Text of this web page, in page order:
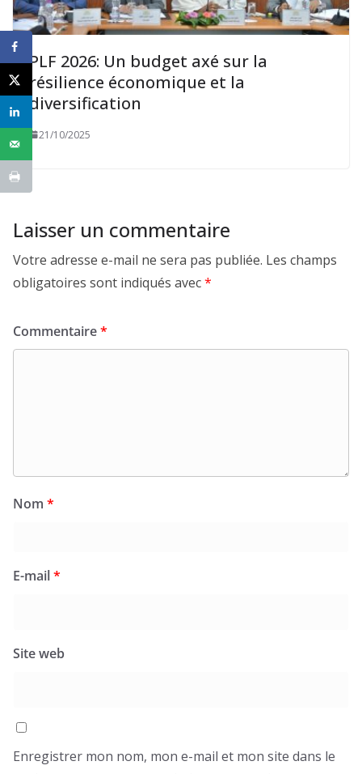
PLF 2026: Un budget axé sur la
résilience économique et la
diversification
21/10/2025
Laisser un commentaire
Votre adresse e-mail ne sera pas publiée. Les champs
obligatoires sont indiqués avec*
Commentaire*
Nom *
E-mail*
Site web
Enregistrer mon nom, mon e-mail et mon site dans le